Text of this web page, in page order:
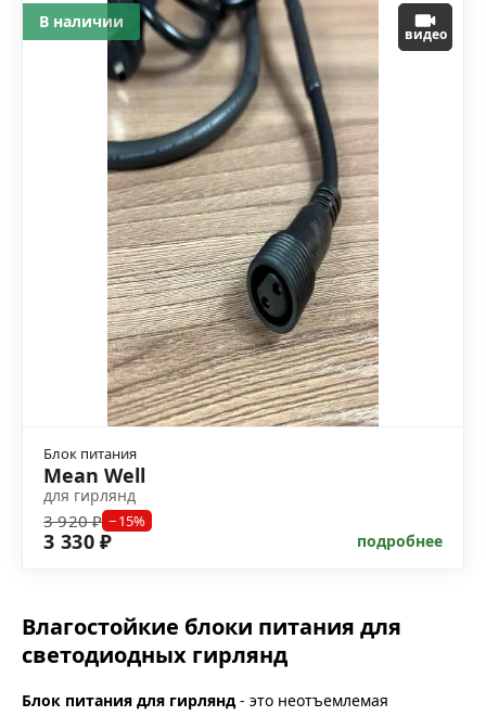
видео
Блок питания
Mean Well
для гирлянд
3 920 ₽ −15%
3 330 ₽ подробнее
В наличии
Влагостойкие блоки питания для
светодиодных гирлянд
Блок питания для гирлянд- это неотъемлемая